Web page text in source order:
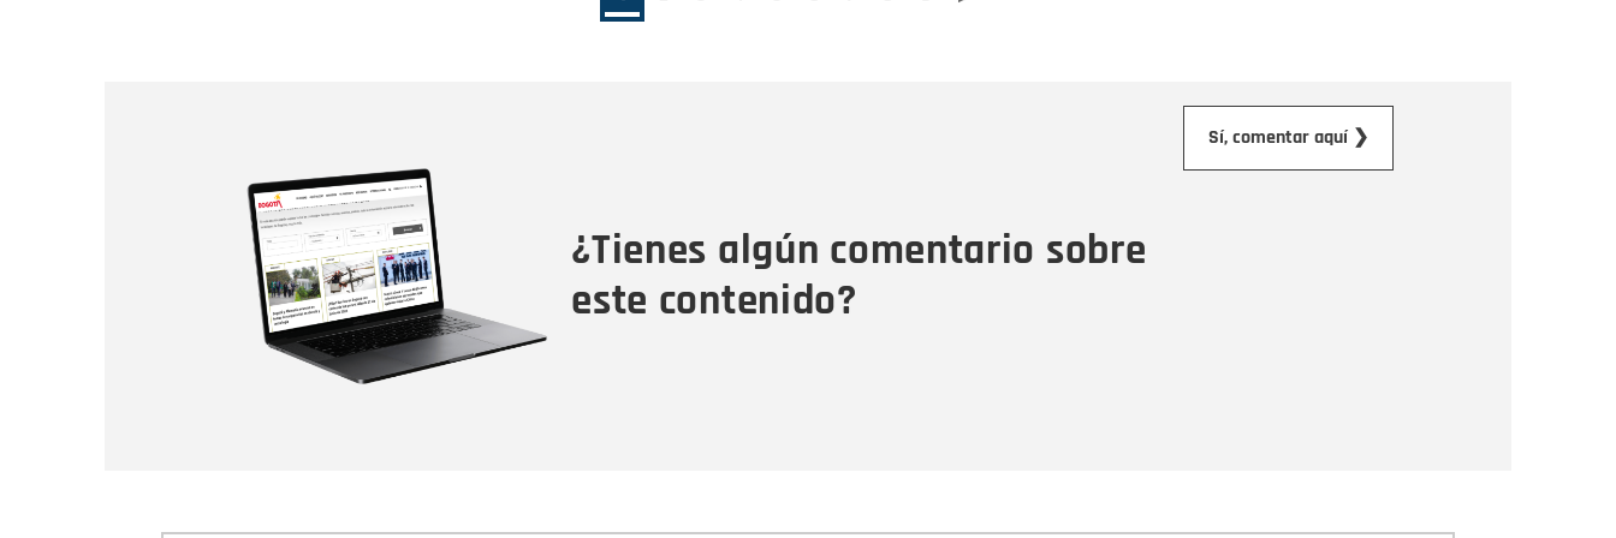
actual
¿Tienes algún comentario sobre
este contenido?
Sí, comentar aquí ❯